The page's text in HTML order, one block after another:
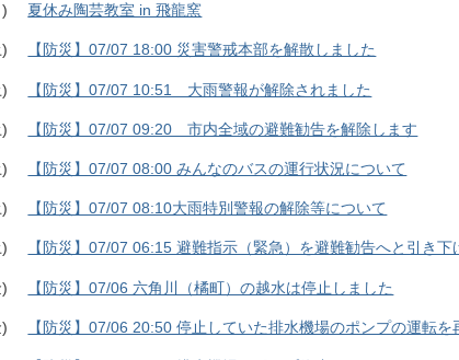
夏休み陶芸教室 in 飛龍窯
【防災】07/07 18:00 災害警戒本部を解散しました
【防災】07/07 10:51 大雨警報が解除されました
【防災】07/07 09:20 市内全域の避難勧告を解除します
【防災】07/07 08:00 みんなのバスの運行状況について
【防災】07/07 08:10大雨特別警報の解除等について
【防災】07/07 06:15 避難指示（緊急）を避難勧告へと引き下
【防災】07/06 六角川（橘町）の越水は停止しました
【防災】07/06 20:50 停止していた排水機場のポンプの運転を